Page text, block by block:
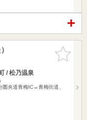
お気に入
りに追加
/ 松乃温泉
央道青梅IC→青梅街道、